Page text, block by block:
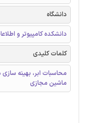
دانشگاه
دانشکده کامپیوتر و
کلمات کلیدی
محاسبات ابر، بهینه سازی
ماشین مجازی